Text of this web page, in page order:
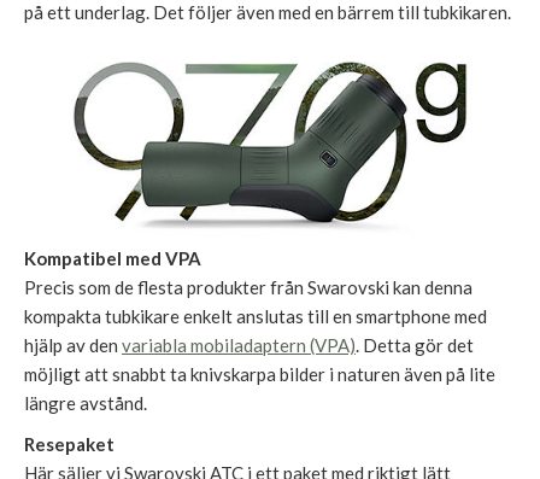
på ett underlag. Det följer även med en bärrem till tubkikaren.
Kompatibel med VPA
Precis som de flesta produkter från Swarovski kan denna
kompakta tubkikare enkelt anslutas till en smartphone med
hjälp av den variabla mobiladaptern (VPA). Detta gör det
möjligt att snabbt ta knivskarpa bilder i naturen även på lite
längre avstånd.
Resepaket
Här säljer vi Swarovski ATC i ett paket med riktigt lätt